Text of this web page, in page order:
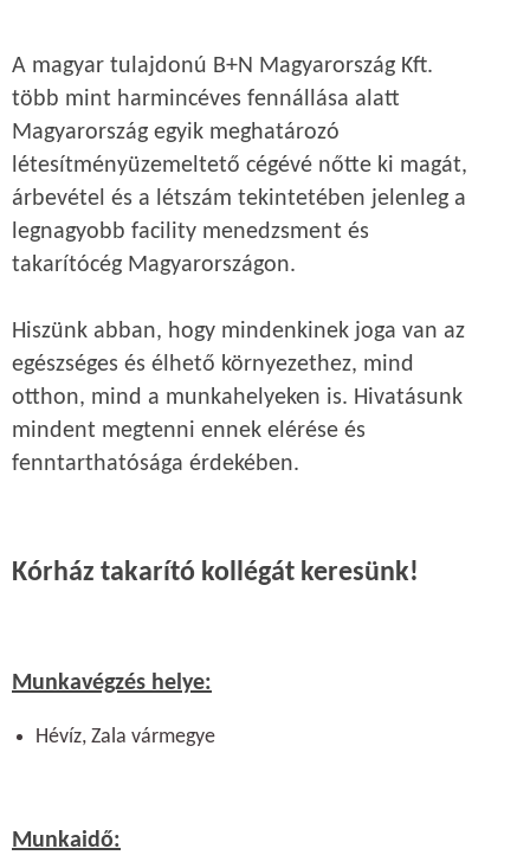
A magyar tulajdonú B+N Magyarország Kft.
több mint harmincéves fennállása alatt
Magyarország egyik meghatározó
létesítményüzemeltető cégévé nőtte ki magát,
árbevétel és a létszám tekintetében jelenleg a
legnagyobb facility menedzsment és
takarítócég Magyarországon.
Hiszünk abban, hogy mindenkinek joga van az
egészséges és élhető környezethez, mind
otthon, mind a munkahelyeken is. Hivatásunk
mindent megtenni ennek elérése és
fenntarthatósága érdekében.
Kórház takarító kollégát keresünk!
Munkavégzés helye:
Hévíz, Zala vármegye
Munkaidő: